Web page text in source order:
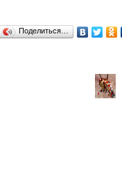
Поделиться…